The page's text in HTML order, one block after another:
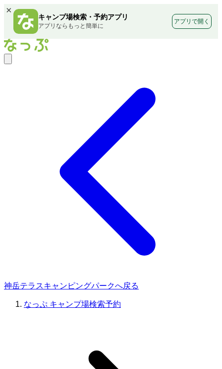
×
キャンプ場検索・予約アプリ
アプリならもっと簡単に
アプリで開く
神岳テラスキャンピングパークへ戻る
なっぷ キャンプ場検索予約